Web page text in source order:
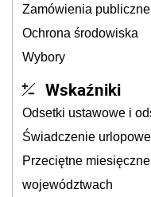
Zamówienia publiczne
Ochrona środowiska
Wybory
Wskaźniki
Odsetki ustawowe i
Świadczenie
Przeciętne
województwach